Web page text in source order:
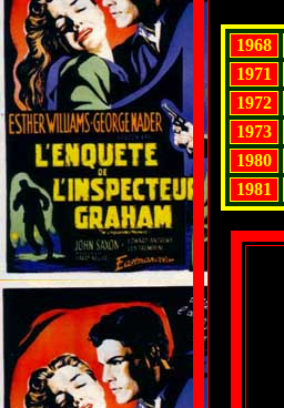
1968
1971
1972
1973
1980
1981